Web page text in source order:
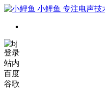
小鲤鱼 专注电声技
登录
站内
百度
谷歌